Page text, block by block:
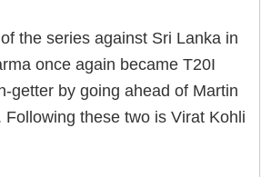
the series against Sri Lanka in
once again became T20I
getter by going ahead of Martin
Following these two is Virat Kohli